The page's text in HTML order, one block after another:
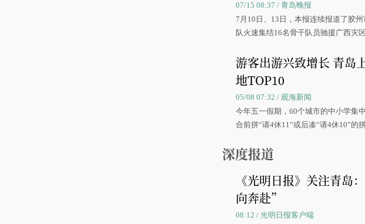
07/15 08:37 / 青岛晚报
7月10日、13日，本报连续报道了胶
队火速集结16名骨干队员驰援广西灾
游客出游兴致增长 青岛
地TOP10
05/08 07:32 / 观海新闻
今年五一假期，60个城市的中小学集
合前拼“请4休11”或后凑“请4休10”的
深度报道
《光明日报》关注青岛
向奔赴”
08:12 / 光明日报客户端